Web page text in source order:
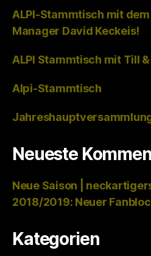
ALPI-Stammtisch mit
Manager David Keckeis!
ALPI Stammtisch mit Till
Alpi-Stammtisch
Neueste
Neue Saison |
2018/2019: Neuer
Kategorien